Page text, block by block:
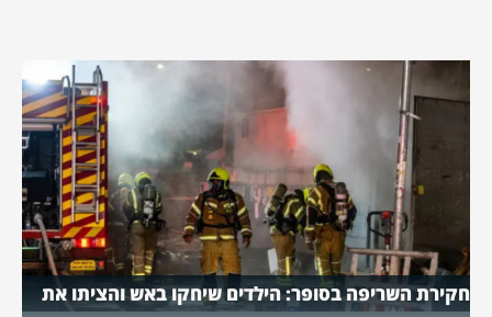
חקירת השריפה בסופר: הילדים שיחקו באש והציתו את